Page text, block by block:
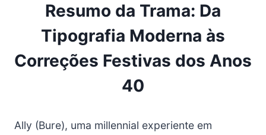
Resumo da Trama: Da
Tipografia Moderna às
Correções Festivas dos Anos
40
Ally (Bure), uma millennial experiente em